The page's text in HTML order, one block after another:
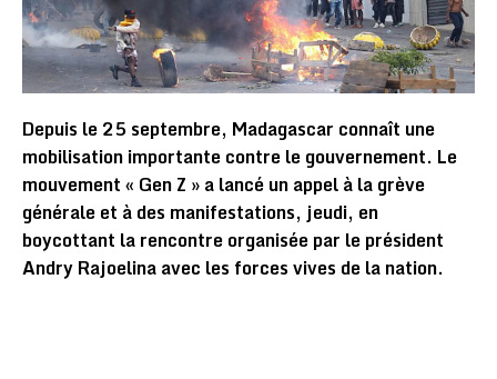
Depuis le 25 septembre, Madagascar connaît une
mobilisation importante contre le gouvernement. Le
mouvement « Gen Z » a lancé un appel à la grève
générale et à des manifestations, jeudi, en
boycottant la rencontre organisée par le président
Andry Rajoelina avec les forces vives de la nation.